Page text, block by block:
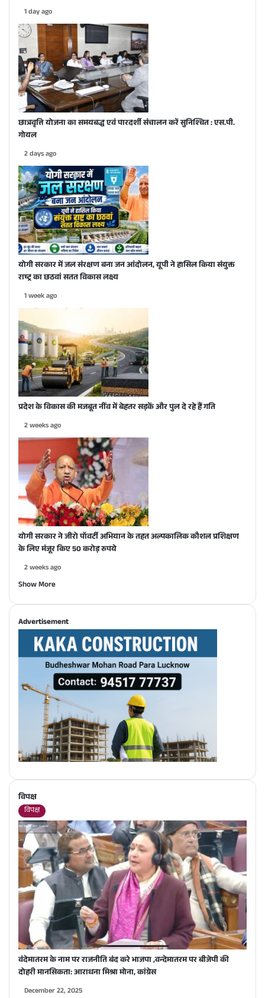
1 day ago
छात्रवृत्ति योजना का समयबद्ध एवं पारदर्शी संचालन करें सुनिश्चित : एस.पी.
गोयल
2 days ago
योगी सरकार में जल संरक्षण बना जन आंदोलन, यूपी ने हासिल किया संयुक्त
राष्ट्र का छठवां सतत विकास लक्ष्य
1 week ago
प्रदेश के विकास की मजबूत नींव में बेहतर सड़कें और पुल दे रहे हैं गति
2 weeks ago
योगी सरकार ने जीरो पॉवर्टी अभियान के तहत अल्पकालिक कौशल प्रशिक्षण
के लिए मंजूर किए 50 करोड़ रुपये
2 weeks ago
Show More
Advertisement
विपक्ष
विपक्ष
वंदेमातरम के नाम पर राजनीति बंद करे भाजपा ,वन्देमातरम पर बीजेपी की
दोहरी मानसिकता: आराधना मिश्रा मोना, कांग्रेस
December 22, 2025